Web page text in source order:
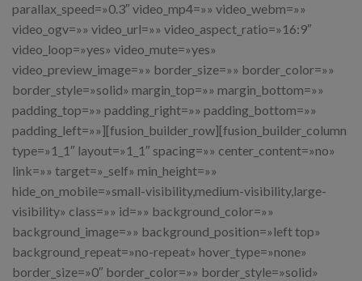
parallax_speed=»0.3″ video_mp4=»» video_webm=»»
video_ogv=»» video_url=»» video_aspect_ratio=»16:9″
video_loop=»yes» video_mute=»yes»
video_preview_image=»» border_size=»» border_color=»»
border_style=»solid» margin_top=»» margin_bottom=»»
padding_top=»» padding_right=»» padding_bottom=»»
padding_left=»»][fusion_builder_row][fusion_builder_column
type=»1_1″ layout=»1_1″ spacing=»» center_content=»no»
link=»» target=»_self» min_height=»»
hide_on_mobile=»small-visibility,medium-visibility,large-
visibility» class=»» id=»» background_color=»»
background_image=»» background_position=»left top»
background_repeat=»no-repeat» hover_type=»none»
border_size=»0″ border_color=»» border_style=»solid»